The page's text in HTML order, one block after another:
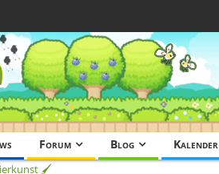
Forum Blog Kalender
🖌️